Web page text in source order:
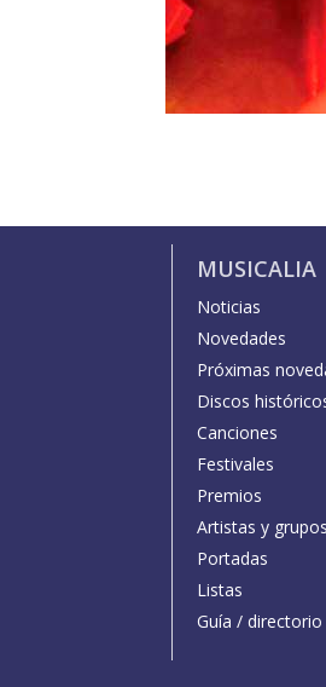
MUSICALIA
Noticias
Novedades
Próximas
Discos
Canciones
Festivales
Premios
Artistas y grupos
Portadas
Listas
Guía / directorio